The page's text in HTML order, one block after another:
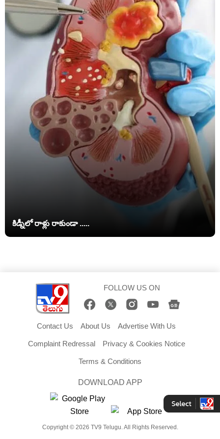
కిడ్నీలో రాళ్లు రాకుండా .....
FOLLOW US ON
Contact Us About Us Advertise With Us
Complaint Redressal Privacy & Cookies Notice
Terms & Conditions
DOWNLOAD APP
Copyright © 2026 TV9 Telugu. All Rights Reserved.